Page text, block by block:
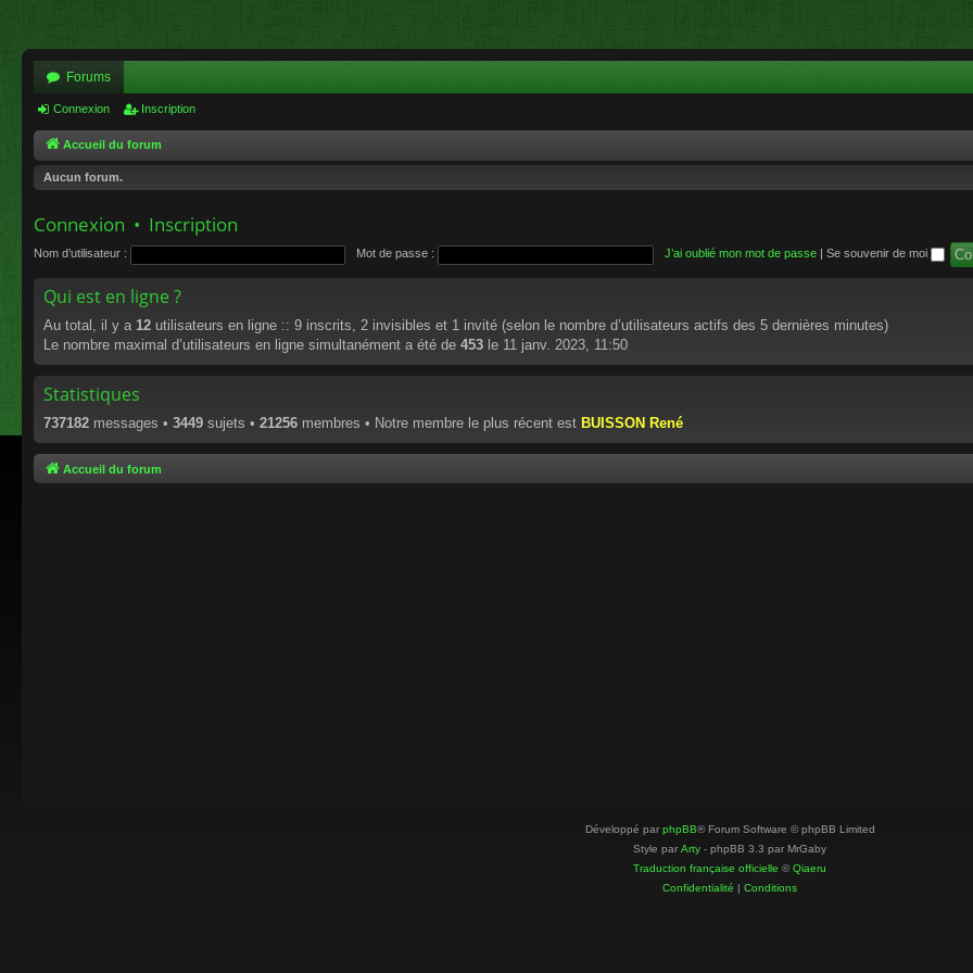
Forums
Connexion Inscription
Accueil du forum
Aucun forum.
Connexion • Inscription
Nom d’utilisateur : Mot de passe : J’ai oublié mon mot de passe Se souvenir de moi
Qui est en ligne ?
Au total, il y a 12 utilisateurs en ligne :: 9 inscrits, 2 invisibles et 1 invité (selon le nombre d’utilisateurs actifs des 5 dernières minutes)
Le nombre maximal d’utilisateurs en ligne simultanément a été de 453 le 11 janv. 2023, 11:50
Statistiques
737182 messages • 3449 sujets • 21256 membres • Notre membre le plus récent est BUISSON René
Accueil du forum
Développé par phpBB® Forum Software © phpBB Limited
Style par Arty - phpBB 3.3 par MrGaby
Traduction française officielle ©Qiaeru
Confidentialité | Conditions